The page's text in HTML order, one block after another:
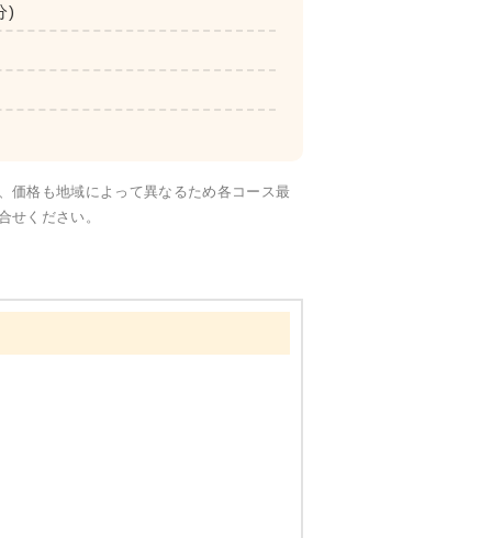
)
価格も地域によって異なるため各コース最
せください。